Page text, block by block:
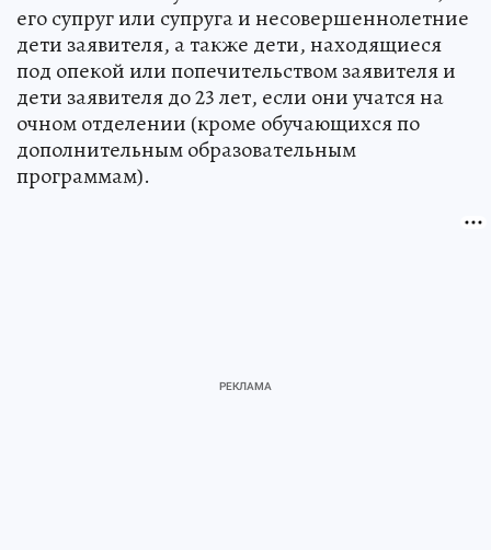
его супруг или супруга и несовершеннолетние
дети заявителя, а также дети, находящиеся
под опекой или попечительством заявителя и
дети заявителя до 23 лет, если они учатся на
очном отделении (кроме обучающихся по
дополнительным образовательным
программам).